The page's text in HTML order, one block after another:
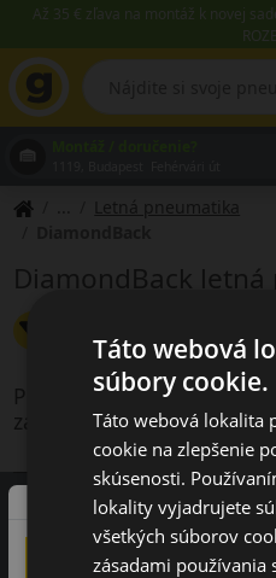
Až 35 € zľava na montáž k novej
Letná pneumatika
DiamondBack
Produkty vyhovujúce
zahrnuté v našej ponuke
Recenzie
Táto webová
súbory cookie.
Táto webová lokalita
cookie na zlepšenie
skúsenosti.
lokality vyjadrujete
všetkých súborov
zásadami používania